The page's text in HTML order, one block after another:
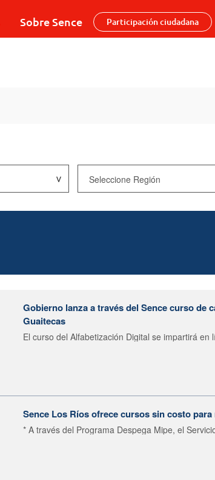
Sobre Sence Participación ciudadana
Gobierno lanza a través del Sence curso de
Guaitecas
El curso del Alfabetización Digital se impartirá en
Sence Los Ríos ofrece cursos sin costo
* A través del Programa Despega Mipe, el